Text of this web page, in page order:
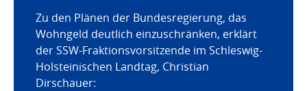
Zu den Plänen der Bundesregierung, das
Wohngeld deutlich einzuschränken, erklärt
der SSW-Fraktionsvorsitzende im Schleswig-
Holsteinischen Landtag, Christian
Dirschauer: